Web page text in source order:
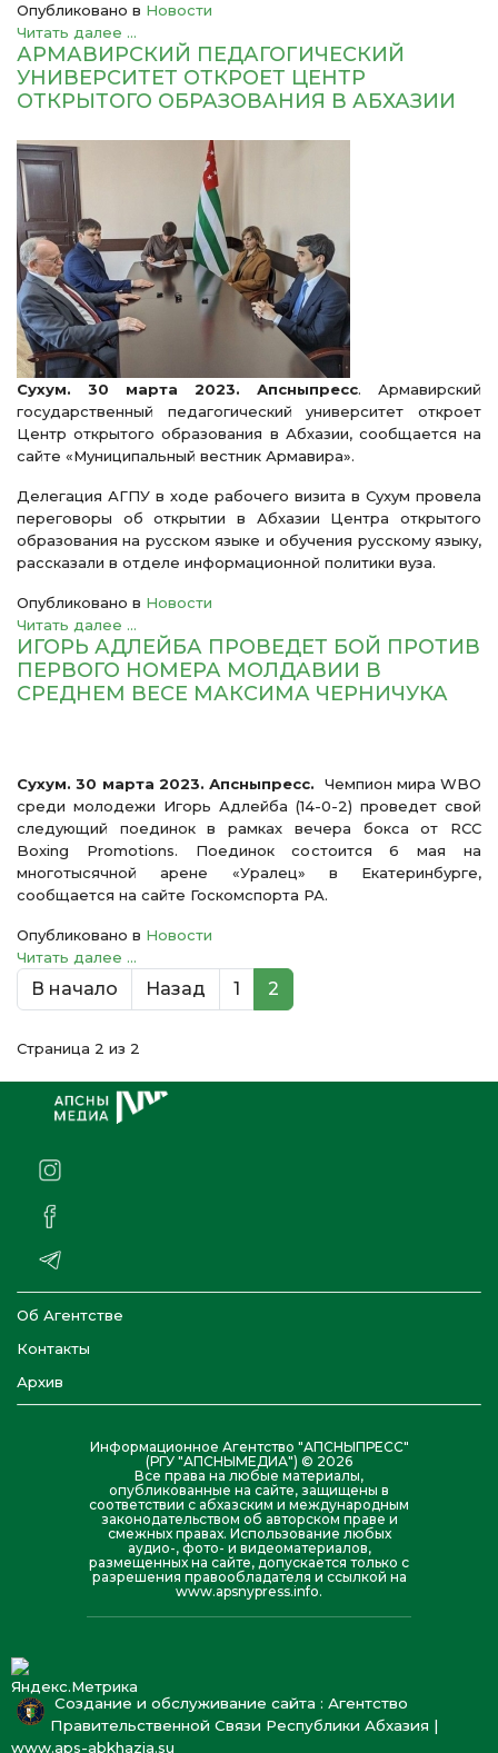
Опубликовано в Новости
Читать далее ...
АРМАВИРСКИЙ ПЕДАГОГИЧЕСКИЙ
УНИВЕРСИТЕТ ОТКРОЕТ ЦЕНТР
ОТКРЫТОГО ОБРАЗОВАНИЯ В АБХАЗИИ
Сухум. 30 марта 2023. Апсныпресс. Армавирский
государственный педагогический университет откроет
Центр открытого образования в Абхазии, сообщается на
сайте «Муниципальный вестник Армавира».
Делегация АГПУ в ходе рабочего визита в Сухум провела
переговоры об открытии в Абхазии Центра открытого
образования на русском языке и обучения русскому языку,
рассказали в отделе информационной политики вуза.
Опубликовано в Новости
Читать далее ...
ИГОРЬ АДЛЕЙБА ПРОВЕДЕТ БОЙ ПРОТИВ
ПЕРВОГО НОМЕРА МОЛДАВИИ В
СРЕДНЕМ ВЕСЕ МАКСИМА ЧЕРНИЧУКА
Сухум. 30 марта 2023. Апсныпресс. Чемпион мира WBO
среди молодежи Игорь Адлейба (14-0-2) проведет свой
следующий поединок в рамках вечера бокса от RCC
Boxing Promotions. Поединок состоится 6 мая на
многотысячной арене «Уралец» в Екатеринбурге,
сообщается на сайте Госкомспорта РА.
Опубликовано в Новости
Читать далее ...
В начало Назад 1 2
Страница 2 из 2
Об Агентстве
Контакты
Архив
Информационное Агентство "АПСНЫПРЕСС"
(РГУ "АПСНЫМЕДИА") © 2026
Все права на любые материалы,
опубликованные на сайте, защищены в
соответствии с абхазским и международным
законодательством об авторском праве и
смежных правах. Использование любых
аудио-, фото- и видеоматериалов,
размещенных на сайте, допускается только с
разрешения правообладателя и ссылкой на
www.apsnypress.info.
Создание и обслуживание сайта : Агентство
Правительственной Связи Республики Абхазия |
www.aps-abkhazia.su